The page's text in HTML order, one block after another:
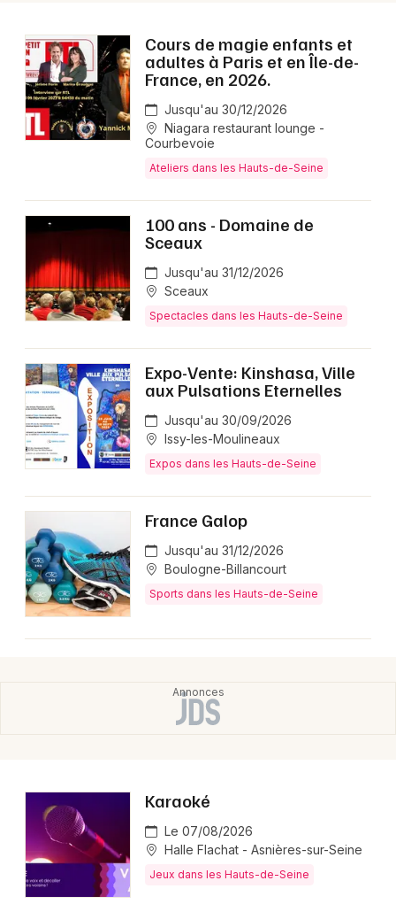
Cours de magie enfants et
adultes à Paris et en Île-de-
France, en 2026.
Jusqu'au 30/12/2026
Niagara restaurant lounge -
Courbevoie
Ateliers dans les Hauts-de-Seine
100 ans - Domaine de
Sceaux
Jusqu'au 31/12/2026
Sceaux
Spectacles dans les Hauts-de-Seine
Expo-Vente: Kinshasa, Ville
aux Pulsations Eternelles
Jusqu'au 30/09/2026
Issy-les-Moulineaux
Expos dans les Hauts-de-Seine
France Galop
Jusqu'au 31/12/2026
Boulogne-Billancourt
Sports dans les Hauts-de-Seine
Karaoké
Le 07/08/2026
Halle Flachat - Asnières-sur-Seine
Jeux dans les Hauts-de-Seine